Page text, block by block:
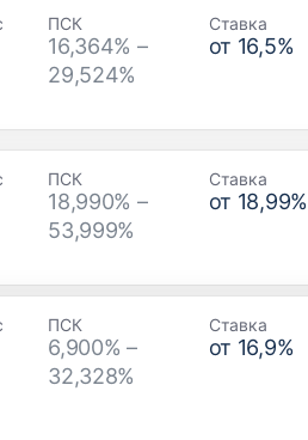
ПСК
16,364% –
29,524%
Ставка
от 16,5%
ПСК
18,990% –
53,999%
Ставка
от 18,99%
ПСК
6,900% –
32,328%
Ставка
от 16,9%